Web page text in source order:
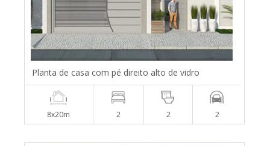
Planta de casa com pé direito alto de vidro
8x20m 2 2 2